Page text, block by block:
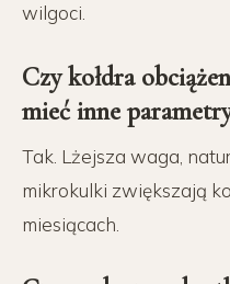
wilgoci.
Czy kołdra
mieć inne
Tak. Lżejsza waga,
mikrokulki zwiększają
miesiącach.